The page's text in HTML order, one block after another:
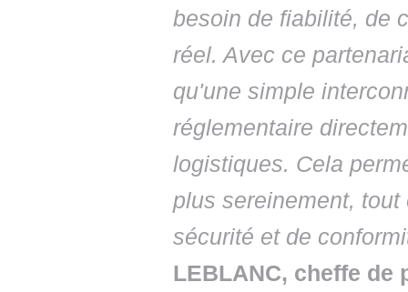
besoin de fiabilité, de
réel. Avec ce
qu'une simple
réglementaire
logistiques. Cela
plus sereinement,
sécurité et de
LEBLANC, cheffe de